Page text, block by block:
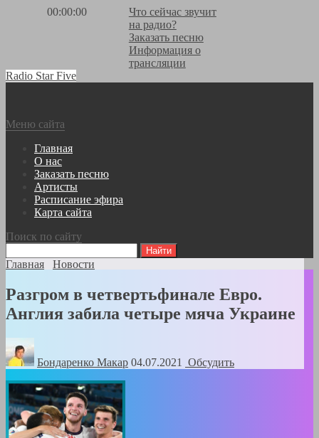
00:00:00
Что сейчас звучит
на радио?
Заказать песню
Информация о
трансляции
Radio Star Five
Меню сайта
Главная
О нас
Заказать песню
Артисты
Расписание эфира
Карта сайта
Поиск по сайту
Главная Новости
Разгром в четвертьфинале Евро.
Англия забила четыре мяча Украине
Бондаренко Mакар 04.07.2021 Обсудить